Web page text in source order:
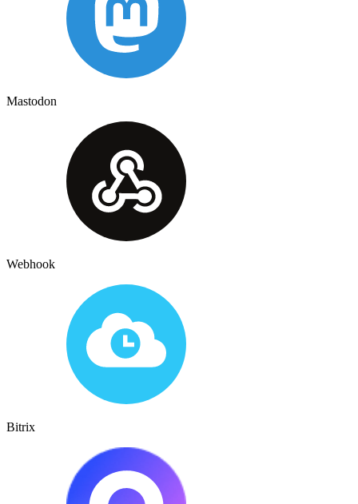
Mastodon
Webhook
Bitrix